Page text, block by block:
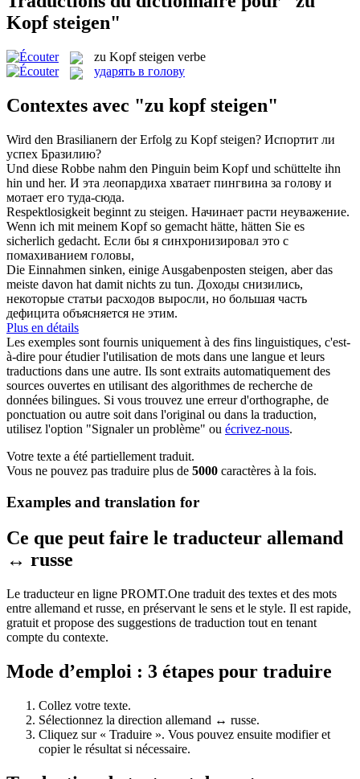
Kopf steigen"
zu Kopf steigen verbe
ударять в голову
Contextes avec "zu kopf steigen"
Wird den Brasilianern der Erfolg zu Kopf steigen? Испортит ли
успех Бразилию?
Und diese Robbe nahm den Pinguin beim Kopfund schüttelte ihn
hin und her. И эта леопардиха хватает пингвина за голову и
мотает его туда-сюда.
Respektlosigkeit beginnt zu steigen. Начинает расти неуважение.
Wenn ich mit meinem Kopfso gemacht hätte, hätten Sie es
sicherlich gedacht. Если бы я синхронизировал это с
помахиванием головы,
Die Einnahmen sinken, einige Ausgabenposten steigen, aber das
meiste davon hat damit nichts zu tun. Доходы снизились,
некоторые статьи расходов выросли, но большая часть
дефицита объясняется не этим.
Plus en détails
Les exemples sont fournis uniquement à des fins linguistiques, c'est-
à-dire pour étudier l'utilisation de mots dans une langue et leurs
traductions dans une autre. Ils sont extraits automatiquement des
sources ouvertes en utilisant des algorithmes de recherche de
données bilingues. Si vous trouvez une erreur d'orthographe, de
ponctuation ou autre soit dans l'original ou dans la traduction,
utilisez l'option "Signaler un problème" ou écrivez-nous.
Votre texte a été partiellement traduit.
Vous ne pouvez pas traduire plus de 5000 caractères à la fois.
Examples and translation for
Ce que peut faire le traducteur allemand
↔ russe
Le traducteur en ligne PROMT.One traduit des textes et des mots
entre allemand et russe, en préservant le sens et le style. Il est rapide,
gratuit et propose des suggestions de traduction tout en tenant
compte du contexte.
Mode d’emploi : 3 étapes pour traduire
Collez votre texte.
Sélectionnez la direction allemand ↔ russe.
Cliquez sur « Traduire ». Vous pouvez ensuite modifier et
copier le résultat si nécessaire.